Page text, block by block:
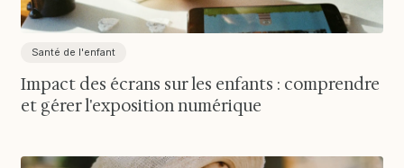
Santé de l'enfant
Impact des écrans sur les enfants : comprendre
et gérer l'exposition numérique